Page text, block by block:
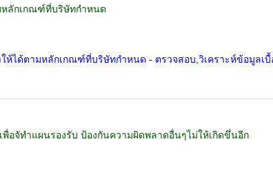
หลักเกณฑ์ที่บริษัทกำหนด
ห้ได้ตามหลักเกณฑ์ที่บริษัทกำหนด - ตรวจสอบ,วิเคราะห์ข้อมูลเบื้
อจัทำแผนรองรับ ป้องกันความผิดพลาดอื่นๆไม่ให้เกิดขึ่นอีก